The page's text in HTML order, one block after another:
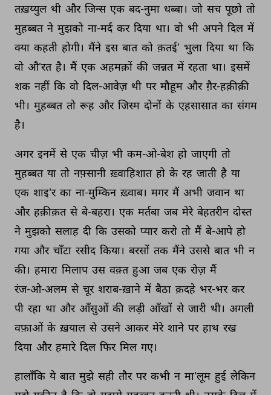
तख़य्युल थी और जिन्स एक बद-नुमा धब्बा। जो सच पूछो तो
मुहब्बत ने मुझको ना-मर्द कर दिया था। वो भी अपने दिल में
क्या कहती होगी। मैंने इस बात को क़तई’ भुला दिया था कि
वो औ'रत है। मैं एक अहमक़ों की जन्नत में रहता था। इसमें
शक नहीं कि वो दिल-आवेज़ थी पर मौहूम और ग़ैर-हक़ीक़ी
भी। मुहब्बत तो रूह और जिस्म दोनों के एहसासात का संगम
है।
अगर इनमें से एक चीज़ भी कम-ओ-बेश हो जाएगी तो
मुहब्बत या तो नफ़्सानी ख़्वाहिशात हो के रह जाती है या
एक शाइ'र का ना-मुम्किन ख़्वाब। मगर मैं अभी जवान था
और हक़ीक़त से बे-बहरा। एक मर्तबा जब मेरे बेहतरीन दोस्त
ने मुझको सलाह दी कि उसको प्यार करो तो मैं बे-आपे हो
गया और चाँटा रसीद किया। बरसों तक मैंने उससे बात भी न
की। हमारा मिलाप उस वक़्त हुआ जब एक रोज़ मैं
रंज-ओ-अलम से चूर शराब-ख़ाने में बैठा क़दहे भर-भर कर
पी रहा था और आँसुओं की लड़ी आँखों से जारी थी। अगली
वफ़ाओं के ख़याल से उसने आकर मेरे शाने पर हाथ रख
दिया और हमारे दिल फिर मिल गए।
हालाँकि ये बात मुझे सही तौर पर कभी न मा'लूम हुई लेकिन